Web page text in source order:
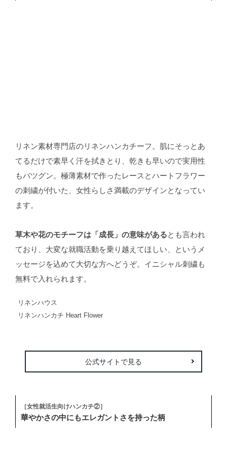
リネン素材専門店のリネンハンカチーフ。肌にそっとあ
てるだけで素早く汗を拭きとり、乾きも早いので実用性
もバツグン。極薄素材で作ったレースとハートフラワー
ます。
草木や花のモチーフは「成長」の意味がある とも言われ
ており、大変な就職活動を乗り越えてほしい、というメ
無料で入れられます。